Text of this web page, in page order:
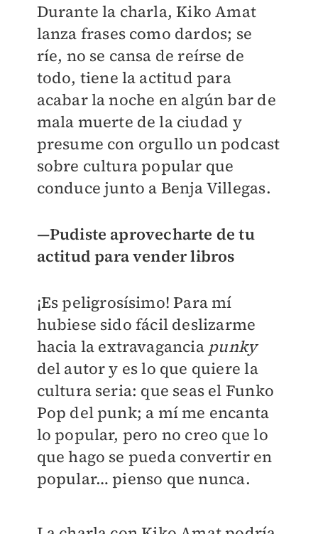
Durante la charla, Kiko Amat
lanza frases como dardos; se
ríe, no se cansa de reírse de
todo, tiene la actitud para
acabar la noche en algún bar de
mala muerte de la ciudad y
presume con orgullo un podcast
sobre cultura popular que
conduce junto a Benja Villegas.
—Pudiste aprovecharte de tu
actitud para vender libros
¡Es peligrosísimo! Para mí
hubiese sido fácil deslizarme
hacia la extravagancia punky
del autor y es lo que quiere la
cultura seria: que seas el Funko
Pop del punk; a mí me encanta
lo popular, pero no creo que lo
que hago se pueda convertir en
popular… pienso que nunca.